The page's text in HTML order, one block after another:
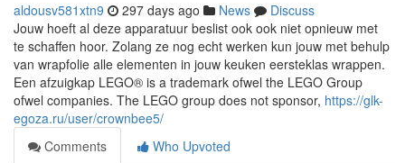
aldousv581xtn9 297 days ago News
Discuss
Jouw hoeft al deze apparatuur beslist ook ook niet opnieuw met
te schaffen hoor. Zolang ze nog echt werken kun jouw met behulp
van wrapfolie alle elementen in jouw keuken eersteklas wrappen.
Een afzuigkap LEGO® is a trademark ofwel the LEGO Group
ofwel companies. The LEGO group does not sponsor, https://glk-
egoza.ru/user/crownbee5/
Comments
Who Upvoted